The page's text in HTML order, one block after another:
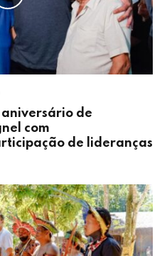
de
com
de lideranças